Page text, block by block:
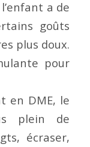
a de
goûts
plus doux.
pour
en DME, le
plein de
écraser,